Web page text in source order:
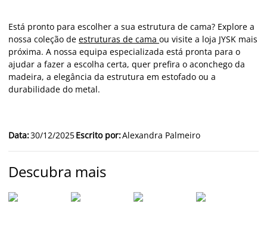
Está pronto para escolher a sua estrutura de cama? Explore a
nossa coleção de estruturas de cama ou visite a loja JYSK mais
próxima. A nossa equipa especializada está pronta para o
ajudar a fazer a escolha certa, quer prefira o aconchego da
madeira, a elegância da estrutura em estofado ou a
durabilidade do metal.
Data:30/12/2025Escrito por:Alexandra Palmeiro
Descubra mais